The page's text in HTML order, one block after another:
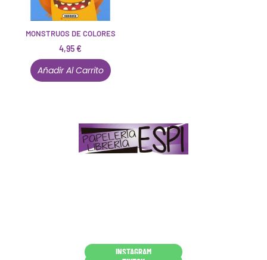
MONSTRUOS DE COLORES
4,95€
Añadir Al Carrito
INSTAGRAM